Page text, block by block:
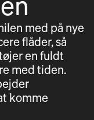
med på nye
flåder, så
en fuldt
med tiden.
komme